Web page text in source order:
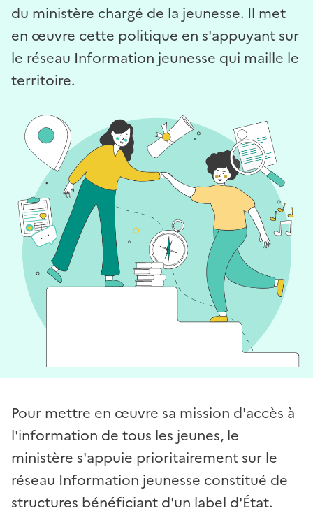
du ministère chargé de la jeunesse. Il met
en œuvre cette politique en s'appuyant sur
le réseau Information jeunesse qui maille le
territoire.
Pour mettre en œuvre sa mission d'accès à
l'information de tous les jeunes, le
ministère s'appuie prioritairement sur le
réseau Information jeunesse constitué de
structures bénéficiant d'un label d'État.